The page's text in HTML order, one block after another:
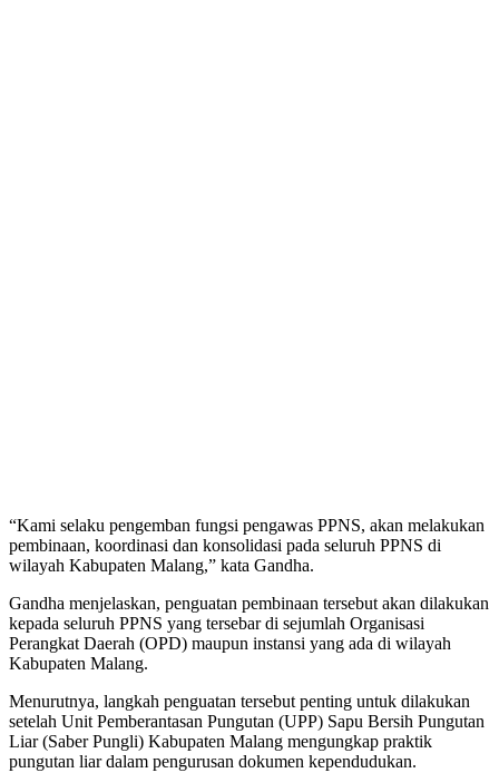
“Kami selaku pengemban fungsi pengawas PPNS, akan melakukan
pembinaan, koordinasi dan konsolidasi pada seluruh PPNS di
wilayah Kabupaten Malang,” kata Gandha.
Gandha menjelaskan, penguatan pembinaan tersebut akan dilakukan
kepada seluruh PPNS yang tersebar di sejumlah Organisasi
Perangkat Daerah (OPD) maupun instansi yang ada di wilayah
Kabupaten Malang.
Menurutnya, langkah penguatan tersebut penting untuk dilakukan
setelah Unit Pemberantasan Pungutan (UPP) Sapu Bersih Pungutan
Liar (Saber Pungli) Kabupaten Malang mengungkap praktik
pungutan liar dalam pengurusan dokumen kependudukan.